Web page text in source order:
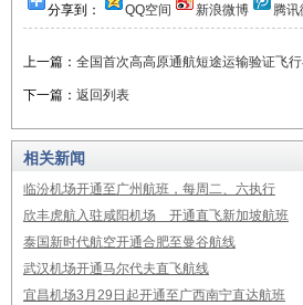
分享到： QQ空间 新浪微博 腾讯
上一篇： 全国首次高高原通航短途运输验证飞
下一篇： 返回列表
相关新闻
临汾机场开通至广州航班，每周二、六执行
欣丰虎航入驻咸阳机场 开通直飞新加坡航班
泰国新时代航空开通合肥至曼谷航线
武汉机场开通马尔代夫直飞航线
宜昌机场3月29日起开通至广西南宁直达航班